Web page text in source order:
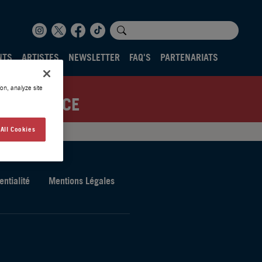
ARTISTES NEWSLETTER FAQ'S PARTENARIATS
FRANCE
Mentions Légales
analyze site
Cookies